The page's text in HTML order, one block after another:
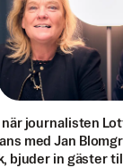
när journalisten
med Jan
bjuder in gäster